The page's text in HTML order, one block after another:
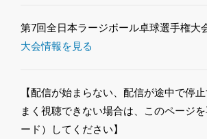
第7回全日本ラージボール卓球選手権大
大会情報を見る
【配信が始まらない、配信が途中で停
まく視聴できない場合は、このページ
ード）してください】